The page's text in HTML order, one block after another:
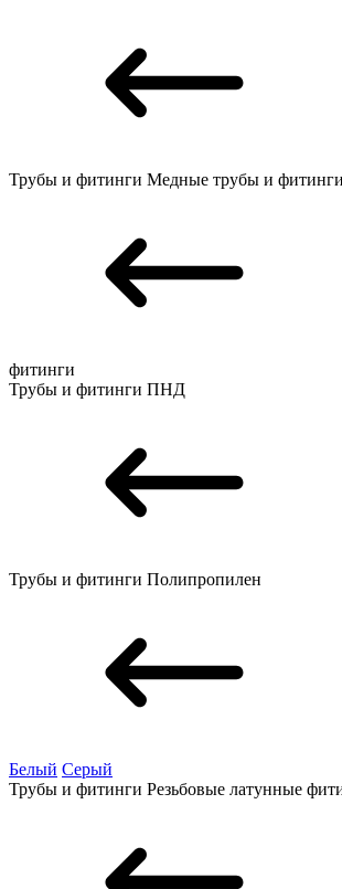
Трубы и фитинги Медные трубы и фитинги
фитинги
Трубы и фитинги ПНД
Трубы и фитинги Полипропилен
Белый Серый
Трубы и фитинги Резьбовые латунные